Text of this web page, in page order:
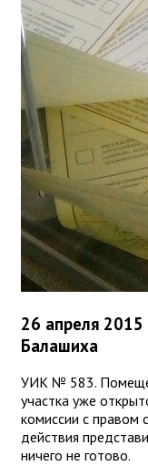
26 апреля 2015
Балашиха
УИК № 583.
участка уже
комиссии с правом
действия
ничего не готово.